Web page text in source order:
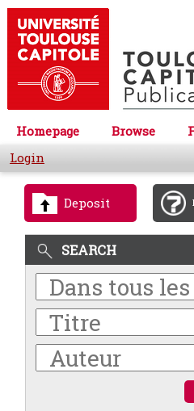
Homepage Browse
Login
Deposit
SEARCH